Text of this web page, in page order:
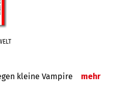
kleine Vampire mehr